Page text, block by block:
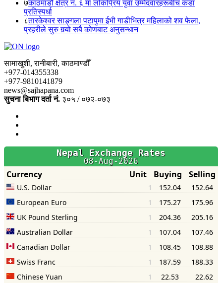
७काठमाडौं क्षेत्र नं. ६ मा लोकप्रिय युवा उम्मेदवारहरूबीच कडा
प्रतिस्पर्धा
८तारकेश्वर साङ्गला पटापुमा ईभी गाडीभित्र महिलाको शव फेला,
प्रहरीले सुरु गर्‍यो सबै कोणबाट अनुसन्धान
सामाखुशी, रानीबारी, काठमाण्डौँ
+977-014355338
+977-9810141879
news@sajhapana.com
सुचना बिभाग दर्ता नं. ३०५ / ०७२-०७३